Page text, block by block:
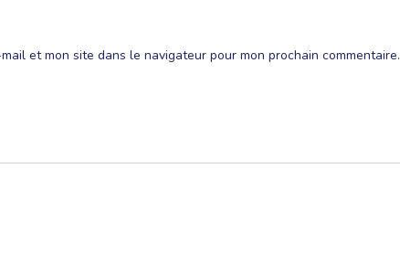
et mon site dans le navigateur pour mon prochain commentaire.